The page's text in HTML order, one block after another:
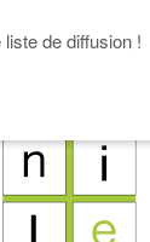
F L X I